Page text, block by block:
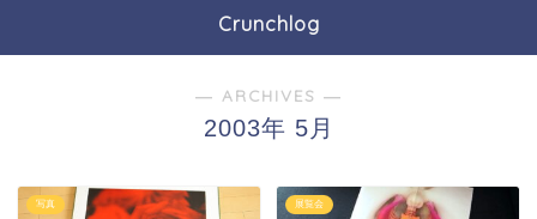
Crunchlog
― ARCHIVES ―
2003年 5月
写真 展覧会